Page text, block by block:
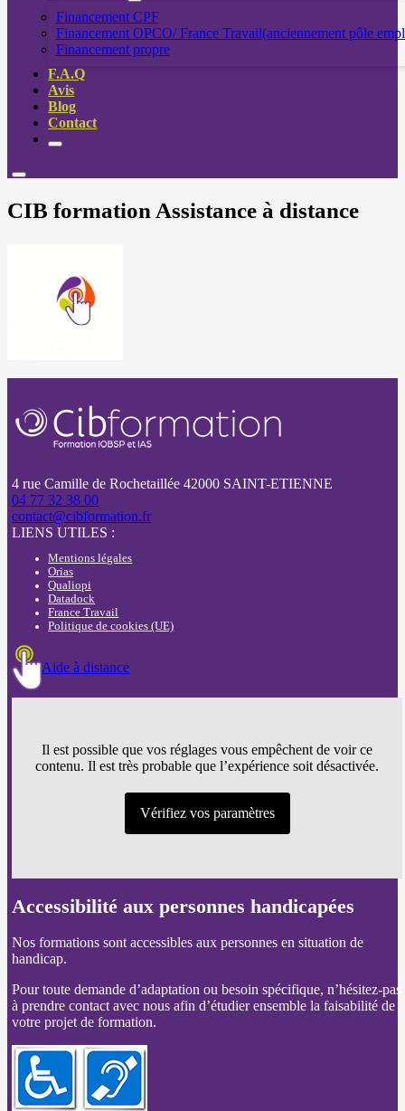
Financement CPF
Financement OPCO/ France Travail(anciennement pôle
Financement propre
F.A.Q
Avis
Blog
Contact
CIB formation Assistance à distance
4 rue Camille de Rochetaillée 42000 SAINT-ETIENNE
04 77 32 38 00
contact@cibformation.fr
LIENS UTILES :
Mentions légales
Orias
Qualiopi
Datadock
France Travail
Politique de cookies (UE)
Aide à distance
Il est possible que vos réglages vous empêchent de voir ce
contenu. Il est très probable que l’expérience soit désactivée.
Vérifiez vos paramètres
Accessibilité aux personnes handicapées
Nos formations sont accessibles aux personnes en situation de
handicap.
Pour toute demande d’adaptation ou besoin spécifique, n’hésitez-pas
à prendre contact avec nous afin d’étudier ensemble la faisabilité de
votre projet de formation.